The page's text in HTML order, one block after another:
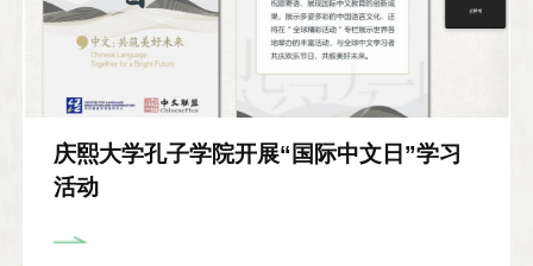
庆熙大学孔子学院开展“国际中文日”学习
活动